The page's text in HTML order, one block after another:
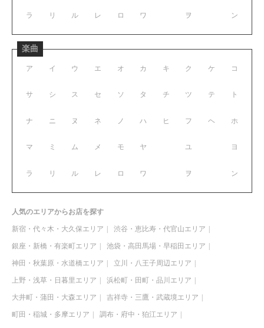
ラ リ ル レ ロ ワ ヲ ン
楽曲
ア イ ウ エ オ
サ シ ス セ ソ
ナ ニ ヌ ネ ノ
マ ミ ム メ モ
ラ リ ル レ ロ
カ キ ク ケ コ
タ チ ツ テ ト
ハ ヒ フ ヘ ホ
ヤ ユ ヨ
ワ ヲ ン
人気のエリアからお店を探す
新宿・代々木・大久保エリア 渋谷・恵比寿・代官山エリア
銀座・新橋・有楽町エリア 池袋・高田馬場・早稲田エリア
神田・秋葉原・水道橋エリア 立川・八王子周辺エリア
上野・浅草・日暮里エリア 浜松町・田町・品川エリア
大井町・蒲田・大森エリア 吉祥寺・三鷹・武蔵境エリア
町田・稲城・多摩エリア 調布・府中・狛江エリア